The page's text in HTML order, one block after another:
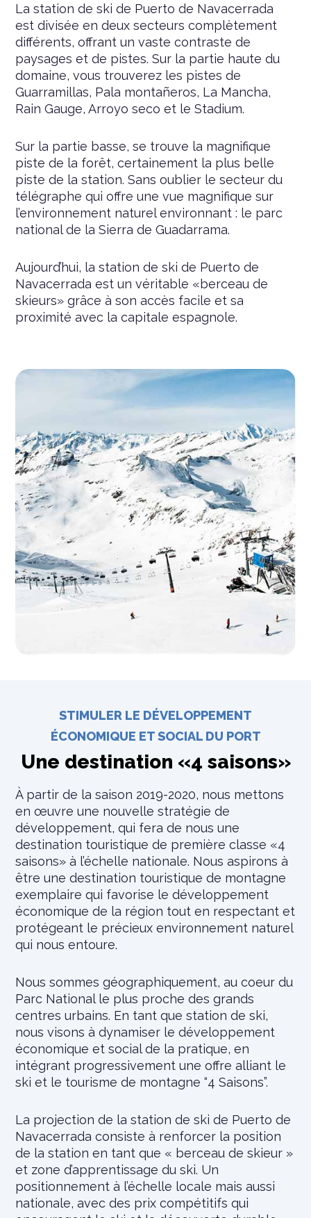
La station de ski de Puerto de Navacerrada
est divisée en deux secteurs complètement
différents, offrant un vaste contraste de
paysages et de pistes. Sur la partie haute du
domaine, vous trouverez les pistes de
Guarramillas, Pala montañeros, La Mancha,
Rain Gauge, Arroyo seco et le Stadium.
Sur la partie basse, se trouve la magnifique
piste de la forêt, certainement la plus belle
piste de la station. Sans oublier le secteur du
télégraphe qui offre une vue magnifique sur
l’environnement naturel environnant : le parc
national de la Sierra de Guadarrama.
Aujourd’hui, la station de ski de Puerto de
Navacerrada est un véritable «berceau de
skieurs» grâce à son accès facile et sa
proximité avec la capitale espagnole.
STIMULER LE DÉVELOPPEMENT
ÉCONOMIQUE ET SOCIAL DU PORT
Une destination «4 saisons»
À partir de la saison 2019-2020, nous mettons
en œuvre une nouvelle stratégie de
développement, qui fera de nous une
destination touristique de première classe «4
saisons» à l’échelle nationale. Nous aspirons à
être une destination touristique de montagne
exemplaire qui favorise le développement
économique de la région tout en respectant et
protégeant le précieux environnement naturel
qui nous entoure.
Nous sommes géographiquement, au coeur du
Parc National le plus proche des grands
centres urbains. En tant que station de ski,
nous visons à dynamiser le développement
économique et social de la pratique, en
intégrant progressivement une offre alliant le
ski et le tourisme de montagne “4 Saisons”.
La projection de la station de ski de Puerto de
Navacerrada consiste à renforcer la position
de la station en tant que « berceau de skieur »
et zone d’apprentissage du ski. Un
positionnement à l’échelle locale mais aussi
nationale, avec des prix compétitifs qui